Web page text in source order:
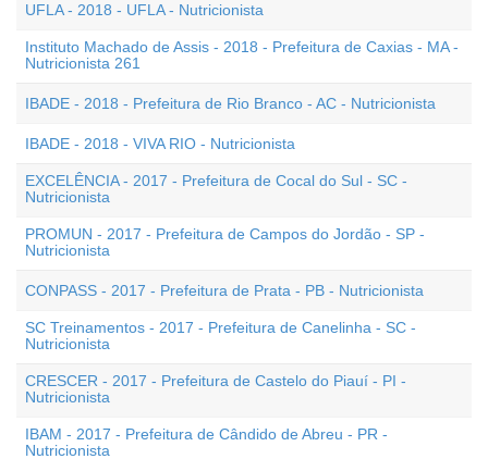
UFLA - 2018 - UFLA - Nutricionista
Instituto Machado de Assis - 2018 - Prefeitura de Caxias - MA -
Nutricionista 261
IBADE - 2018 - Prefeitura de Rio Branco - AC - Nutricionista
IBADE - 2018 - VIVA RIO - Nutricionista
EXCELÊNCIA - 2017 - Prefeitura de Cocal do Sul - SC -
Nutricionista
PROMUN - 2017 - Prefeitura de Campos do Jordão - SP -
Nutricionista
CONPASS - 2017 - Prefeitura de Prata - PB - Nutricionista
SC Treinamentos - 2017 - Prefeitura de Canelinha - SC -
Nutricionista
CRESCER - 2017 - Prefeitura de Castelo do Piauí - PI -
Nutricionista
IBAM - 2017 - Prefeitura de Cândido de Abreu - PR -
Nutricionista